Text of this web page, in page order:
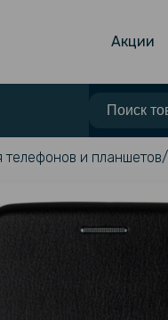
Акции
телефонов и планшетов